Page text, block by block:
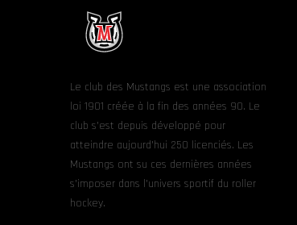
Le club des Mustangs est une association
loi 1901 créée à la fin des années 90. Le
club s’est depuis développé pour
atteindre aujourd’hui 250 licenciés. Les
Mustangs ont su ces dernières années
s’imposer dans l’univers sportif du roller
hockey.